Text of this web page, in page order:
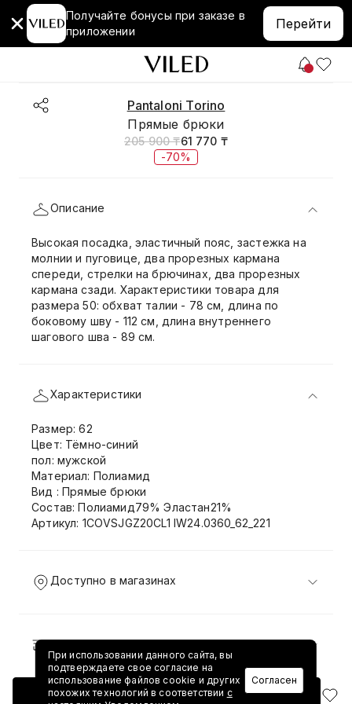
Получайте бонусы при заказе в
приложении
Перейти
Pantaloni Torino
Прямые брюки
205 900 ₸61 770 ₸
-70%
Добавить в корзину
Описание
Высокая посадка, эластичный пояс, застежка на
молнии и пуговице, два прорезных кармана
спереди, стрелки на брючинах, два прорезных
кармана сзади. Характеристики товара для
размера 50: обхват талии - 78 см, длина по
боковому шву - 112 см, длина внутреннего
шагового шва - 89 см.
Характеристики
Размер: 62
Цвет: Тёмно-синий
пол: мужской
Материал: Полиамид
Вид : Прямые брюки
Состав: Полиамид79% Эластан21%
Артикул: 1COVSJGZ20CL1 IW24.0360_62_221
Доступно в магазинах
Доставка и возврат
При использовании данного сайта, вы
подтверждаете свое согласие на
использование файлов cookie и других
похожих технологий в соответствии с
Согласен